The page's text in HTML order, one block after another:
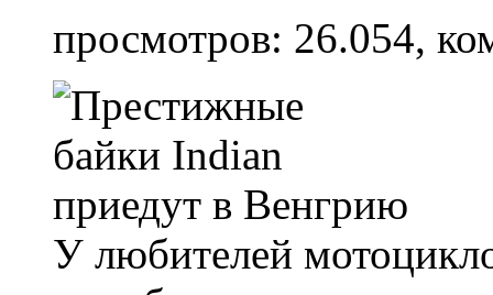
просмотров: 26.054,
У любителей